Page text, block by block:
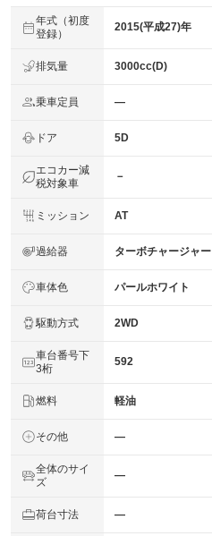
年式（初度
登録）
2015(平成27)年
排気量 3000cc(D)
乗車定員 ―
ドア 5D
エコカー減
税対象車
－
ミッション AT
過給器 ターボチャージャー
車体色 パールホワイト
駆動方式 2WD
車台番号下
3桁
592
燃料 軽油
その他 ―
全体のサイ
ズ
―
荷台寸法 ―